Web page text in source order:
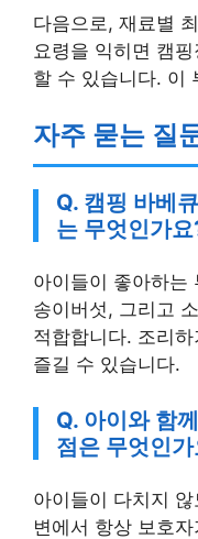
다음으로, 재료별
요령을 익히면 캠
할 수 있습니다. 이
자주 묻는 질
Q. 캠핑 바베
는 무엇인가
아이들이 좋아하는
송이버섯, 그리고
적합합니다. 조리
즐길 수 있습니다.
Q. 아이와 함
점은 무엇인
아이들이 다치지
변에서 항상 보호